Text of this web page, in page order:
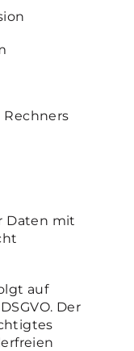
Daten mit
auf
Der